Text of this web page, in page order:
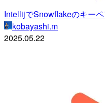
IntellijでSnowflakeのキー
kobayashi.m
2025.05.22